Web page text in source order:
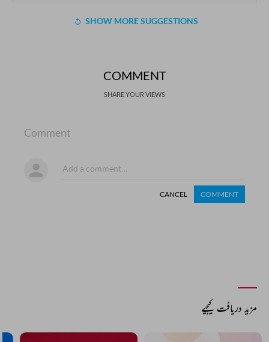
SHOW MORE SUGGESTIONS
COMMENT
SHARE YOUR VIEWS
Comment
CANCEL COMMENT
مزید دریافت کیجیے